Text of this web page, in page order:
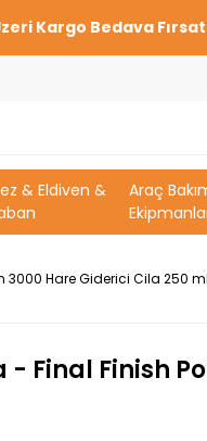
Kargo Bedava
& Eldiven &
Araç
3000 Hare Giderici Cila 250 ml
- Final Finish